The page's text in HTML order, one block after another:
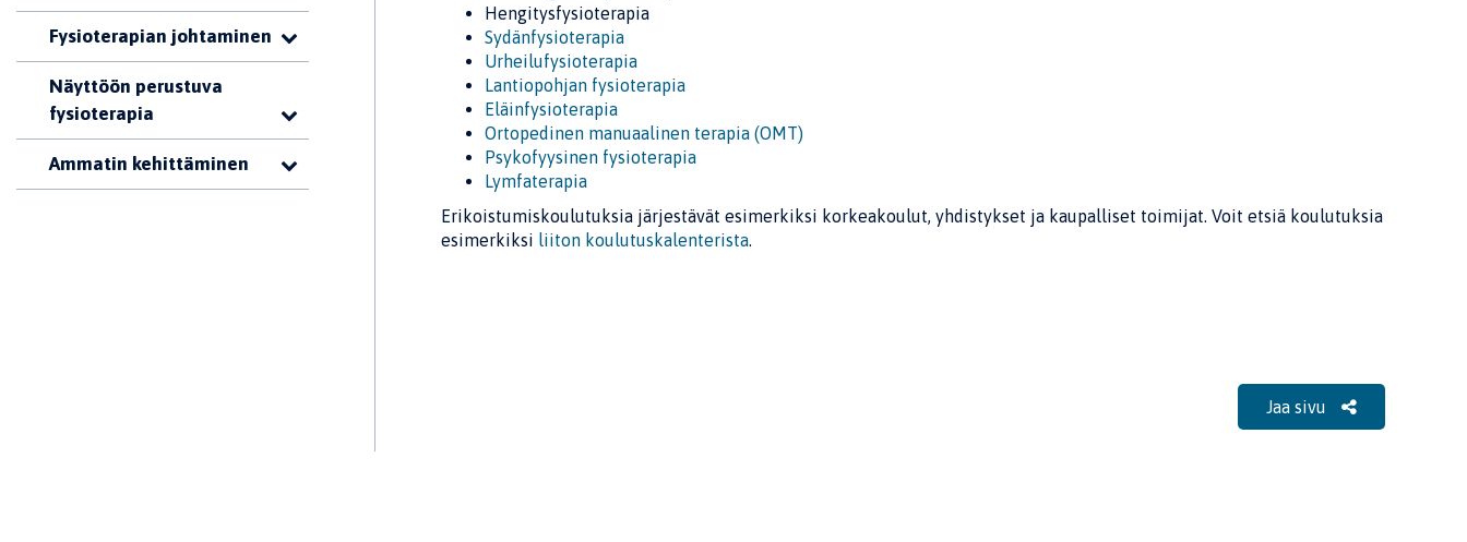
Fysioterapian johtaminen
Näyttöön perustuva
fysioterapia
Ammatin kehittäminen
Hengitysfysioterapia
Sydänfysioterapia
Urheilufysioterapia
Lantiopohjan fysioterapia
Eläinfysioterapia
Ortopedinen manuaalinen terapia (OMT)
Psykofyysinen fysioterapia
Lymfaterapia
Erikoistumiskoulutuksia järjestävät esimerkiksi korkeakoulut, yhdistykset ja kaupalliset toimijat. Voit etsiä koulutuksia
esimerkiksi liiton koulutuskalenterista.
Jaa sivu